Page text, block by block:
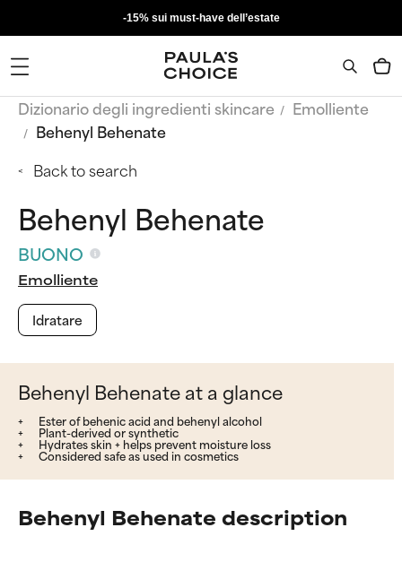
-15% sui must-have dell’estate
Dizionario degli ingredienti skincare
Emolliente
Behenyl Behenate
Back to search
Behenyl Behenate
BUONO
Emolliente
Idratare
Behenyl Behenate at a glance
Ester of behenic acid and behenyl alcohol
Plant-derived or synthetic
Hydrates skin + helps prevent moisture loss
Considered safe as used in cosmetics
Behenyl Behenate description